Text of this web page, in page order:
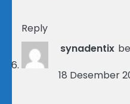
Reply
synadentix
18 Desember